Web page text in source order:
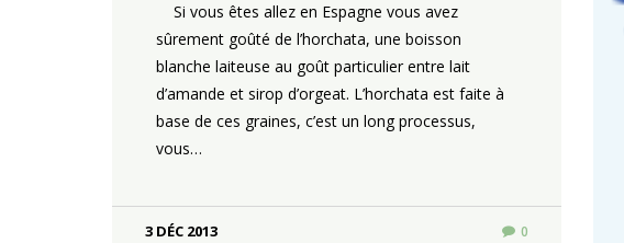
Si vous êtes allez en Espagne vous avez
sûrement goûté de l’horchata, une boisson
blanche laiteuse au goût particulier entre lait
d’amande et sirop d’orgeat. L’horchata est faite à
base de ces graines, c’est un long processus,
vous…
3 DÉC 2013 0